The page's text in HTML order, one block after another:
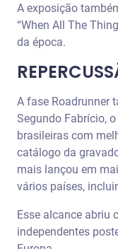
A exposição
“When All The
da época.
A fase Roadrunner
Segundo Fabrício, o
brasileiras com
catálogo da
mais lançou em
vários países,
Esse alcance abriu
independentes